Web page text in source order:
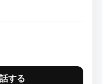
する